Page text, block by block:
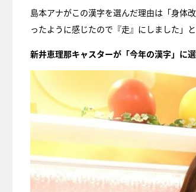
島本アナがこの漢字を選んだ理由は「身体
ったように感じたので『走』にしました」と
新井恵理那キャスターが「今年の漢字」に選